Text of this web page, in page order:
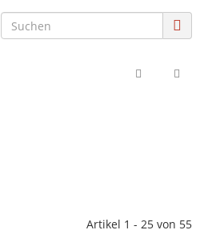
Artikel 1 - 25 von 55